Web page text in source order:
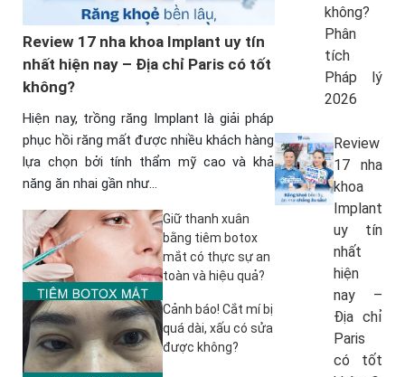
Review 17 nha khoa Implant uy tín
nhất hiện nay – Địa chỉ Paris có tốt
không?
Hiện nay, trồng răng Implant là giải pháp
phục hồi răng mất được nhiều khách hàng
lựa chọn bởi tính thẩm mỹ cao và khả
năng ăn nhai gần như…
Giữ thanh xuân
bằng tiêm botox
mắt có thực sự an
toàn và hiệu quả?
Cảnh báo! Cắt mí bị
quá dài, xấu có sửa
được không?
không?
Phân
tích
Pháp lý
2026
Review
17 nha
khoa
Implant
uy tín
nhất
hiện
nay –
Địa chỉ
Paris
có tốt